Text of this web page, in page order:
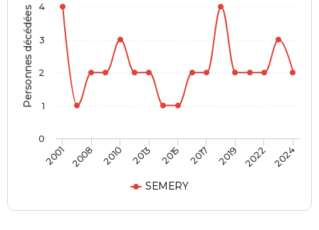
Personnes décédées
SEMERY
2001 2008 2010 2013 2015 2017 2019 2022 2024
0
1
2
3
4